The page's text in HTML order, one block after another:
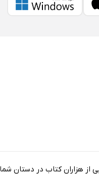
از هزاران کتاب در دستان